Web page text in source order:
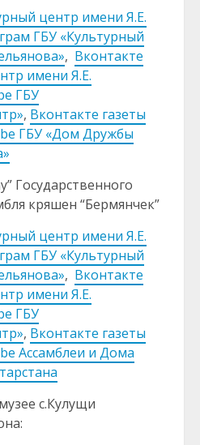
центр имени Я.Е.
ГБУ «Культурный
, Вконтакте
имени Я.Е.
ГБУ
, Вконтакте газеты
ГБУ «Дом Дружбы
Государственного
кряшен “Бермянчек”
центр имени Я.Е.
ГБУ «Культурный
, Вконтакте
имени Я.Е.
ГБУ
, Вконтакте газеты
Ассамблеи и Дома
с.Кулущи